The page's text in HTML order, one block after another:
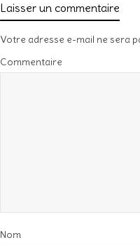
Laisser un commentaire
Votre adresse e-mail ne sera
Commentaire
Nom